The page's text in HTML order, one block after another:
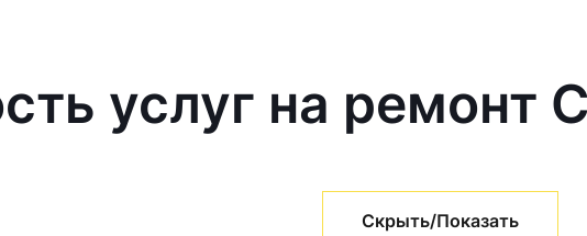
услуг на ремонт
Скрыть/Показать